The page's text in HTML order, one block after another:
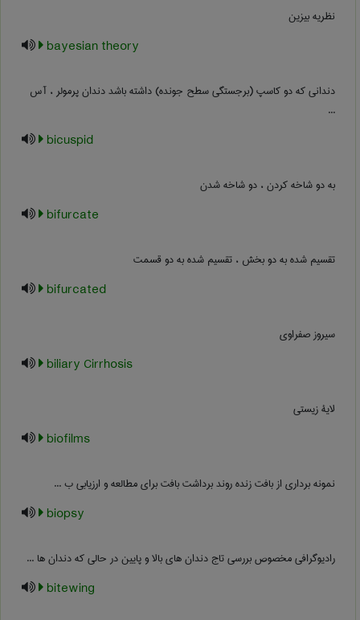
نظریه بیزین
bayesian theory
دندانی که دو کاسپ (برجستگی سطح جونده) داشته باشد دندان پرمولر ، آس
...
bicuspid
به دو شاخه کردن ، دو شاخه شدن
bifurcate
تقسیم شده به دو بخش ، تقسیم شده به دو قسمت
bifurcated
سیروز صفراوی
biliary Cirrhosis
لایۀ زیستی
biofilms
نمونه برداری از بافت زنده روند برداشت بافت برای مطالعه و ارزیابی ب ...
biopsy
رادیوگرافی مخصوص بررسی تاج دندان های بالا و پایین در حالی که دندان ها ...
bitewing